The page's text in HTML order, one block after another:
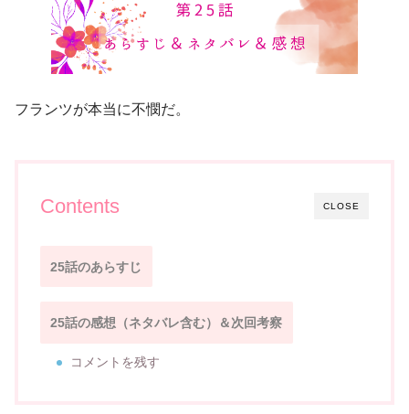
フランツが本当に不憫だ。
CLOSE
Contents
25話のあらすじ
25話の感想（ネタバレ含む）＆次回考察
コメントを残す